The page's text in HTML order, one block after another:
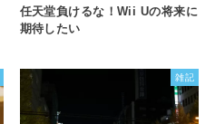
任天堂負けるな！Wii Uの将来に
期待したい
雑記